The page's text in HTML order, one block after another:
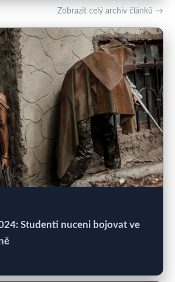
Zobrazit celý archiv článků →
Studenti nuceni bojovat ve